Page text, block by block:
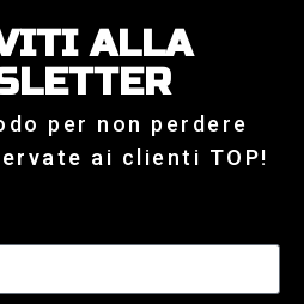
ALLA
per non perdere
ai clienti TOP!